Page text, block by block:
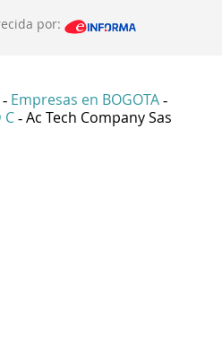
por:
- Empresas en BOGOTA -
C - Ac Tech Company Sas